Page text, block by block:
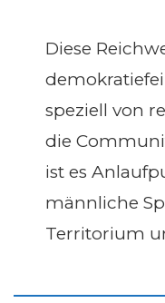
Diese
speziell von
die
ist es
männliche
Territorium